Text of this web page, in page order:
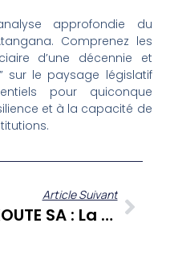
approfondie du
Comprenez les
d’une décennie et
sur le paysage législatif
pour quiconque
et à la capacité de
Article Suivant
KOUTE SA : La Directrice De Cabinet De Rivière-Salée Dévoile Les Coulisses De La Silver Parade Et Son Rôle Dans La Vie Locale